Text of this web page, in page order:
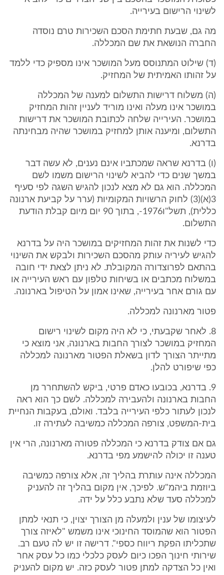
לשינוי הרישום בעירייה.
מה גם, שבעת חתימת הסכם השכירות טרם נוסדה
החברה הנושאת את שם המכללה.
(ד) שילוט המתנוסס מעל המושכר אינו מספיק כדי ללמד
על זהותו האמיתית של המחזיק.
(ה) משלוח דרישות התשלום למענה של המכללה
במושכר אינו מעלה ואינו מוריד לעניין זהות המחזיק
במושכר. העירייה שלחה לכתובת המושכר את דרישות
התשלום, ומיענה אותן למחזיק במושכר שהיה מבחינתה
בדרנא.
(ו) בדרנא שראה שמכתביו אינם נענים, לא עשה דבר
במשך שנים כדי להביא לשינוי הרישום משמו לשם
המכללה. הוא גם לא מצא לנכון להגיש השגה לפי סעיף
3(א)(3) לחוק הרשויות המקומיות (ערר על קביעת ארנונה
כללית), תשל"ו1976-, בתוך 90 יום מיום קבלת הודעת
התשלום.
כדי לשנות את זהות המחזיקים במושכר היה על בדרנא
להגיש לעיריה עותק מהסכם השכירות ולבקש את השינוי
בהתאם לפרוצדורה המקובלת. לא ניתן לצאת ידי חובה
במשלוח מכתבים או בשיחות טלפון עם ראש העירייה או
עם גורם אחר בעירייה, שאינו אמון על הטיפול בארנונה.
פטור מארנונה למכללה.
8. לאחר שקבעתי, כי לא היה מקום לשינוי רישום
המחזיק במושכר לצורך החבות בארנונה, אני מוצא כי
מתייתר הצורך לדון בשאלת הפטור מארנונה למכללה
כפי שיפורט להלן.
9. בדרנא, בכובעו כאדם פרטי, ביקש להשתחרר מן
החבות בארנונה ולהעבירה למכללה. לשם כך הוא ראה
לנכון לעתור כלפי העירייה בלבד. ואולם, בעקבות הנחיית
בית-המשפט, צורפה המכללה כמשיבה לעתירה זו.
גם אם צודק בדרנא כי המכללה פטורה מארנונה, הרי אין
טענה זו יכולה להישמע מפי בדרנא.
המכללה אינה עותרת בהליך זה, אלא צורפה כמשיבה
ביוזמת ביהמ"ש. לפיכך, אין מקום בהליך זה להעניק
למכללה סעד שלא נתבע כלל על ידה.
לעיצומו של ענין ולמעלה מן הצורך יצוין, כי תנאי למתן
הפטור הוא שהמוסד החינוכי אינו משמש "לאיזה צורך
שתכליתו הפקת ריווח כספי". דרישה זו יש לה טעם רב.
שירותי חינוך הפכו כיום לעסק כלכלי כמו כל עסק אחר
ואין כל הצדקה למתן פטור לעסק כזה. יש מקום להעניק